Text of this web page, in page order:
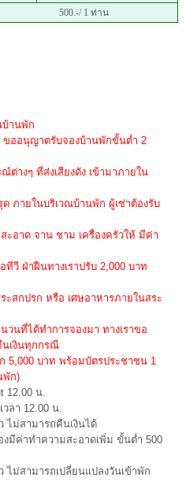
500.-/ 1 ท่าน
บ้านพัก
ออนุญาตรับจองบ้านพักขั้นต่ำ 2
ต่างๆ ที่ส่งเสียงดัง เข้ามาภายใน
ภายในบริเวณบ้านพัก ผู้เช่าต้องรับ
ะอาด จาน ชาม เครื่องครัวให้ มีค่า
ทีวี ฝ่าฝืนทางเราปรับ 2,000 บาท
ะสกปรก หรือ เศษอาหารภายในสระ
วนที่ได้ทำการจองมา ทางเราขอ
นเงินทุกกรณี
5,000 บาท พร้อมบัตรประชาชน 1
พัก)
12.00 น.
ลา 12.00 น.
ไม่สามารถคืนเงินได้
มีค่าทำความสะอาดเพิ่ม ขั้นต่ำ 500
ไม่สามารถเปลี่ยนแปลงวันเข้าพัก